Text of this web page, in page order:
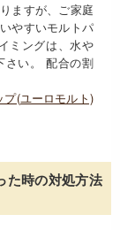
ますが、ご家庭
やすいモルトパ
ミングは、水や
さい。 配合の割
(ユーロモルト)
た時の対処方法